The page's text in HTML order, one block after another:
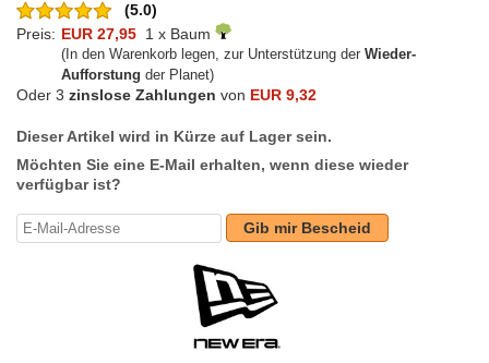
(5.0)
Preis: EUR 27,95 1 x Baum
(In den Warenkorb legen, zur Unterstützung der Wieder-
Aufforstung der Planet)
Oder 3 zinslose Zahlungen von EUR 9,32
Dieser Artikel wird in Kürze auf Lager sein.
Möchten Sie eine E-Mail erhalten, wenn diese wieder
verfügbar ist?
Gib mir Bescheid